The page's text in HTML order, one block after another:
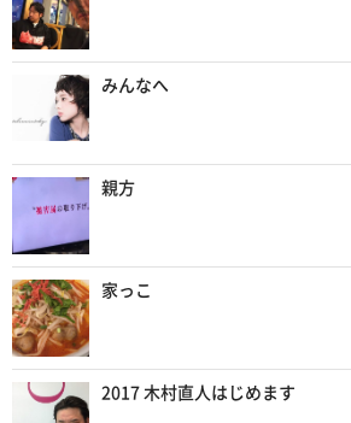
みんなへ
親方
家っこ
2017 木村直人はじめます